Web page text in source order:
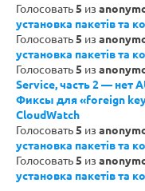
Голосовать5 из
установка пакетів та
Голосовать5 из
установка пакетів та
Голосовать5 из
Service, часть 2 — нет
Фиксы для «foreign
CloudWatch
Голосовать5 из
установка пакетів та
Голосовать5 из
установка пакетів та